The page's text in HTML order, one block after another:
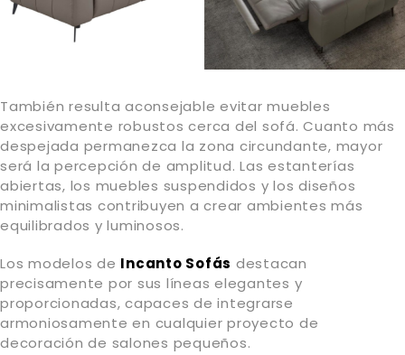
También resulta aconsejable evitar muebles
excesivamente robustos cerca del sofá. Cuanto más
despejada permanezca la zona circundante, mayor
será la percepción de amplitud. Las estanterías
abiertas, los muebles suspendidos y los diseños
minimalistas contribuyen a crear ambientes más
equilibrados y luminosos.
Los modelos de Incanto Sofás destacan
precisamente por sus líneas elegantes y
proporcionadas, capaces de integrarse
armoniosamente en cualquier proyecto de
decoración de salones pequeños.